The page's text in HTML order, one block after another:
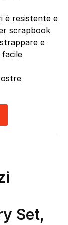
è resistente e
scrapbook
e
facile
Set,